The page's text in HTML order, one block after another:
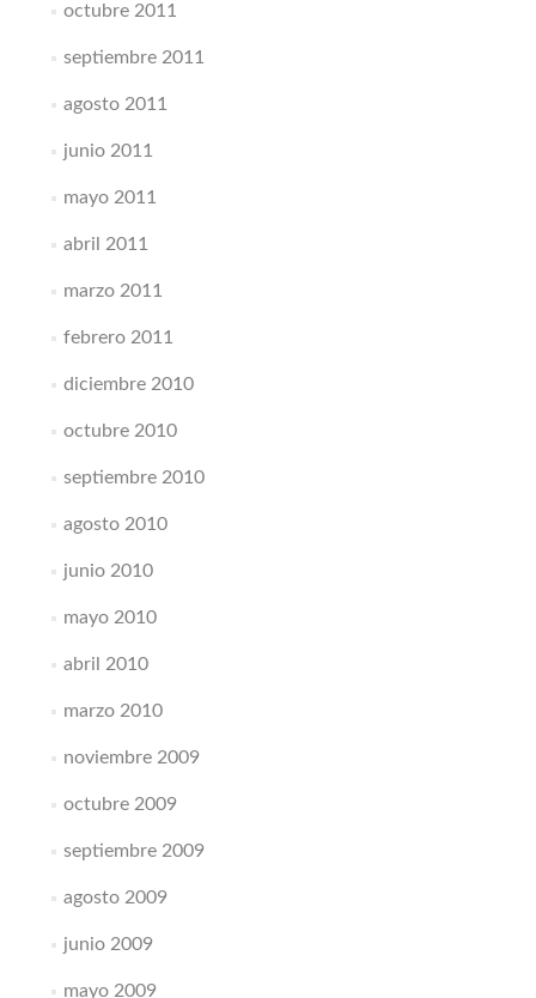
octubre 2011
septiembre 2011
agosto 2011
junio 2011
mayo 2011
abril 2011
marzo 2011
febrero 2011
diciembre 2010
octubre 2010
septiembre 2010
agosto 2010
junio 2010
mayo 2010
abril 2010
marzo 2010
noviembre 2009
octubre 2009
septiembre 2009
agosto 2009
junio 2009
mayo 2009